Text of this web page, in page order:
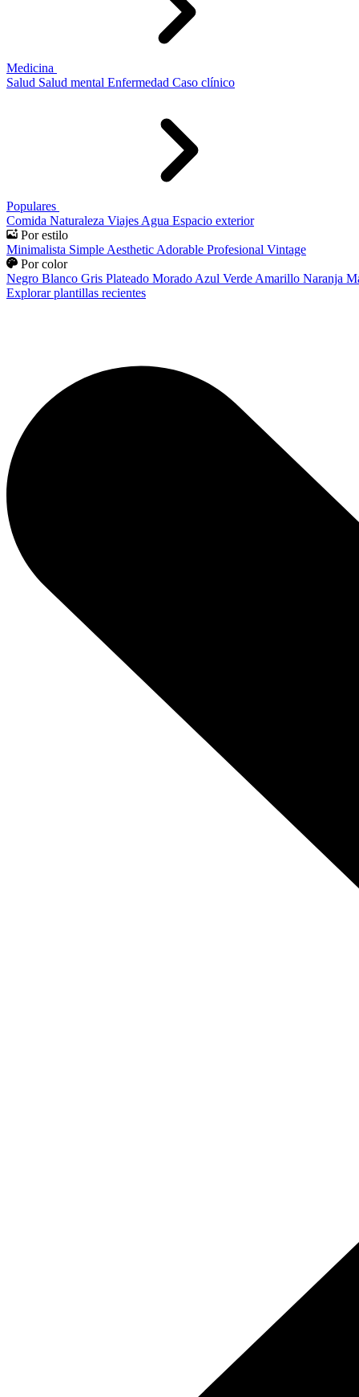
Medicina
Salud Salud mental Enfermedad Caso clínico
Populares
Comida Naturaleza Viajes Agua Espacio exterior
Por estilo
Minimalista Simple Aesthetic Adorable Profesional Vintage
Por color
Negro Blanco Gris Plateado Morado Azul Verde Amarillo Naranja
Explorar plantillas recientes